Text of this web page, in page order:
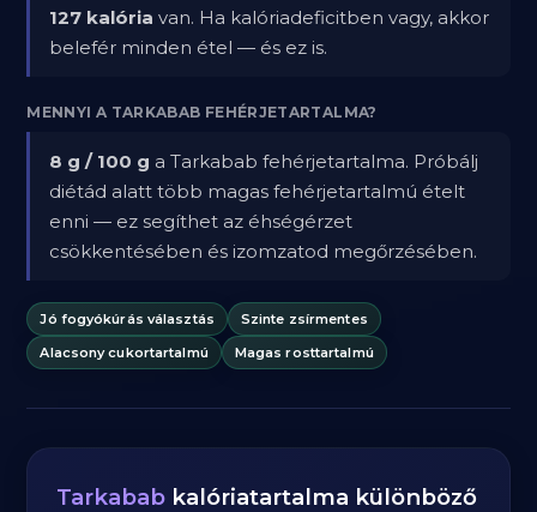
127 kalória van. Ha kalóriadeficitben vagy, akkor
belefér minden étel — és ez is.
MENNYI A TARKABAB FEHÉRJETARTALMA?
8 g / 100 g a Tarkabab fehérjetartalma. Próbálj
diétád alatt több magas fehérjetartalmú ételt
enni — ez segíthet az éhségérzet
csökkentésében és izomzatod megőrzésében.
Jó fogyókúrás választás
Szinte zsírmentes
Alacsony cukortartalmú
Magas rosttartalmú
Tarkabab kalóriatartalma különböző